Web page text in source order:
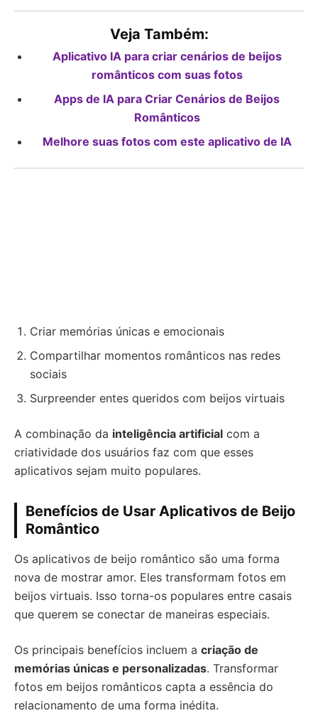
Veja Também:
Aplicativo IA para criar cenários de beijos
românticos com suas fotos
Apps de IA para Criar Cenários de Beijos
Românticos
Melhore suas fotos com este aplicativo de IA
Criar memórias únicas e emocionais
Compartilhar momentos românticos nas redes
sociais
Surpreender entes queridos com beijos virtuais
A combinação da inteligência artificial com a
criatividade dos usuários faz com que esses
aplicativos sejam muito populares.
Benefícios de Usar Aplicativos de Beijo
Romântico
Os aplicativos de beijo romântico são uma forma
nova de mostrar amor. Eles transformam fotos em
beijos virtuais. Isso torna-os populares entre casais
que querem se conectar de maneiras especiais.
Os principais benefícios incluem a criação de
memórias únicas e personalizadas. Transformar
fotos em beijos românticos capta a essência do
relacionamento de uma forma inédita.